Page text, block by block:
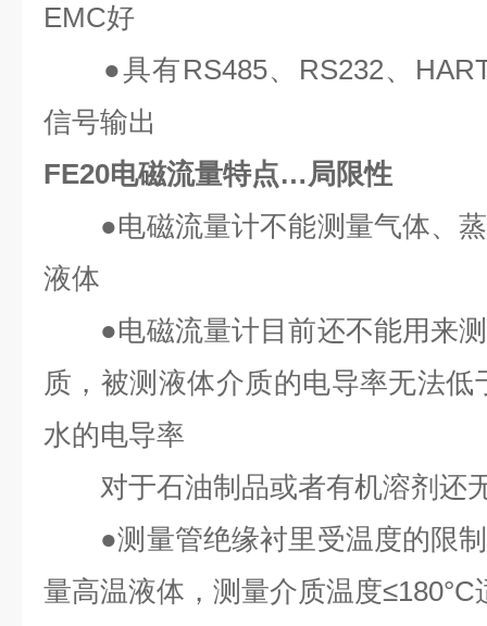
EMC好
●具有RS485、RS232、
信号输出
FE20电磁流量特点…局限性
●电磁流量计不能测量气体、蒸
液体
●电磁流量计目前还不能用来测
质，被测液体介质的电导率无法
水的电导率
对于石油制品或者有机溶剂还
●测量管绝缘衬里受温度的限制
量高温液体，测量介质温度≤180°C